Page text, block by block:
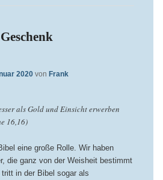
2020 von Frank
als Gold und Einsicht erwerben
16,16)
eine große Rolle. Wir haben
die ganz von der Weisheit bestimmt
in der Bibel sogar als